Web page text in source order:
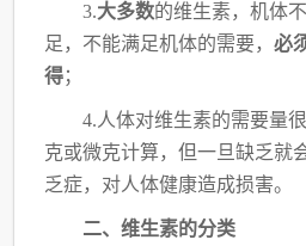
3.大多数的维生素，机体
足，不能满足机体的需要，必
得；
4.人体对维生素的需要量
克或微克计算，但一旦缺乏就
乏症，对人体健康造成损害。
二、维生素的分类